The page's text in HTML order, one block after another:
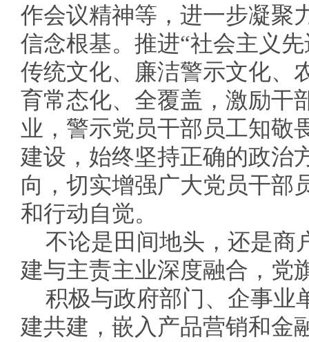
作会议精神等，进一步凝聚
信念根基。推进“社会主义
传统文化、廉洁警示文化、
育常态化、全覆盖，激励干
业，警示党员干部员工知敬
建设，始终坚持正确的政治
向，切实增强广大党员干部
和行动自觉。
不论是田间地头，还是商
建与主责主业深度融合，党
积极与政府部门、企事业
建共建，嵌入产品营销和金